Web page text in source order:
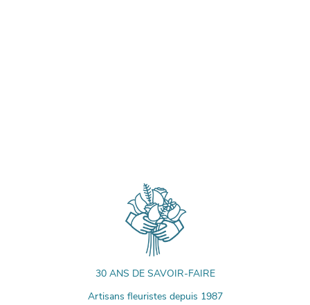
30 ANS DE SAVOIR-FAIRE
Artisans fleuristes depuis 1987